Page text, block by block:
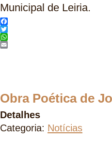
Municipal de Leiria.
Facebook
Twitter
WhatsApp
Obra Poética de
Detalhes
Categoria: Notícias